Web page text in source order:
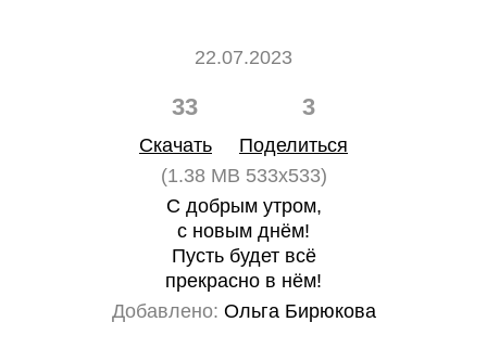
22.07.2023
33 3
Скачать
Поделиться
(1.38 MB 533x533)
С добрым утром,
с новым днём!
Пусть будет всё
прекрасно в нём!
Добавлено: Ольга Бирюкова